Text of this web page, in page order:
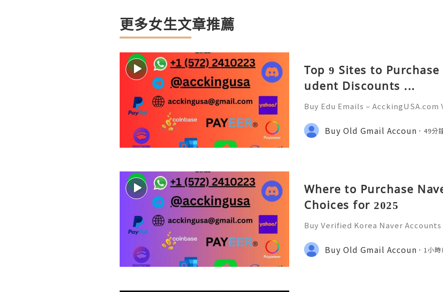
更多女生文章推薦
Top 9 Sites to
udent Discounts ...
Buy Edu Emails –
knock us! 🌐📡💫💫💫💥
sa 🌍🪄📩💫💥🕒🛍️💠 WhatsApp: +1
Buy Old Gmail Accoun 49分
Where to Purchase
Choices for 2025
Buy Verified Korea Naver
age search, shopping, payments,
trusted account. accking
Buy Old Gmail Accoun 1小時